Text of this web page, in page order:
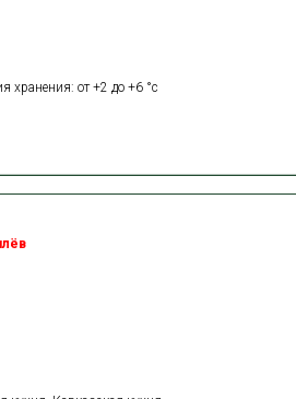
хранения: от +2 до +6 °с